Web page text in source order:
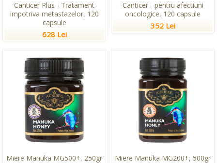
Canticer Plus - Tratament
impotriva metastazelor, 120
capsule
628 Lei
Canticer - pentru afectiuni
oncologice, 120 capsule
352 Lei
Miere Manuka MG500+, 250gr Miere Manuka MG200+, 500gr